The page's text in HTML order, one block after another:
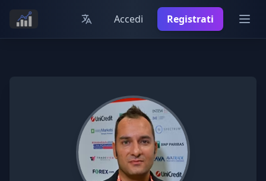
Accedi Registrati Apri